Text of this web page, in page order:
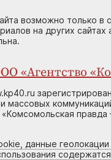
возможно только в
на других
«Агентство
массовых
правда
данные